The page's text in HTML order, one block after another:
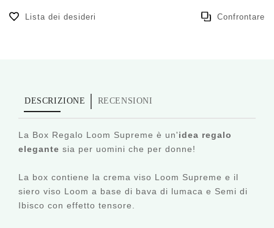
Lista dei desideri Confrontare
DESCRIZIONE RECENSIONI
La Box Regalo Loom Supreme è un'idea regalo
elegante sia per uomini che per donne!
La box contiene la crema viso Loom Supreme e il
siero viso Loom a base di bava di lumaca e Semi di
Ibisco con effetto tensore.